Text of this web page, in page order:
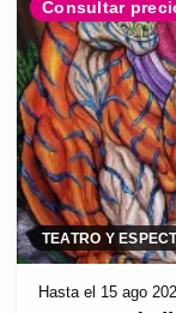
Consultar
TEATRO Y
Hasta el 15 ago